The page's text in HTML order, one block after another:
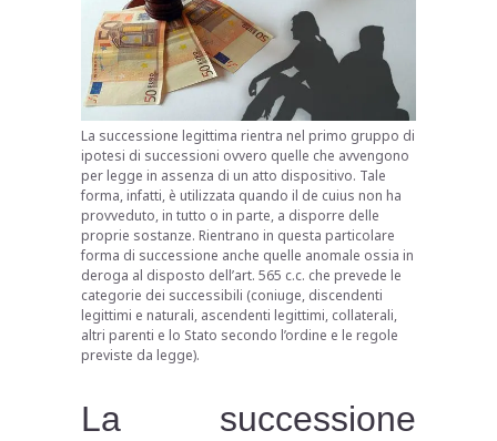
La successione legittima rientra nel primo gruppo di
ipotesi di successioni ovvero quelle che avvengono
per legge in assenza di un atto dispositivo. Tale
forma, infatti, è utilizzata quando il de cuius non ha
provveduto, in tutto o in parte, a disporre delle
proprie sostanze. Rientrano in questa particolare
forma di successione anche quelle anomale ossia in
deroga al disposto dell’art. 565 c.c. che prevede le
categorie dei successibili (coniuge, discendenti
legittimi e naturali, ascendenti legittimi, collaterali,
altri parenti e lo Stato secondo l’ordine e le regole
previste da legge).
La successione